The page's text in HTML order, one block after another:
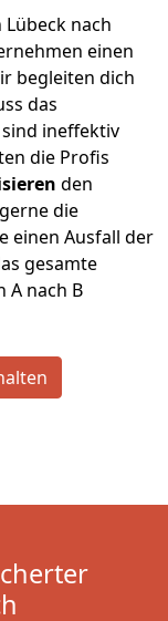
nach
einen
begleiten dich
das
ineffektiv
die Profis
den
die
einen Ausfall der
gesamte
A nach B